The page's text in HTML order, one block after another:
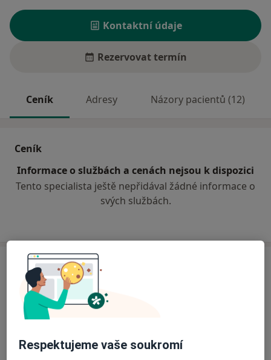
Kontaktní údaje
Rezervovat termín
Ceník Adresy Názory pacientů (12)
Ceník
Informace o službách a cenách nejsou k dispozici
Tento specialista ještě nepřidával žádné informace o
svých službách.
Adresa
Odborný lékař oftalmologie
Velké Novosady 8,
Přiblížit mapuse otevře v nové záložce
Respektujeme vaše soukromí